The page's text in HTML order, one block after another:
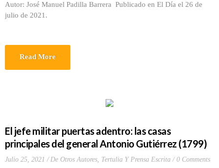
Autor: José Manuel Padilla Barrera Publicado en El Día el 26 de
julio de 2021.
Read More
El jefe militar puertas adentro: las casas
principales del general Antonio Gutiérrez (1799)
Julio 25, 2021 De Otros Autores, Tertulia Y Prensa Escrita 0 Comments